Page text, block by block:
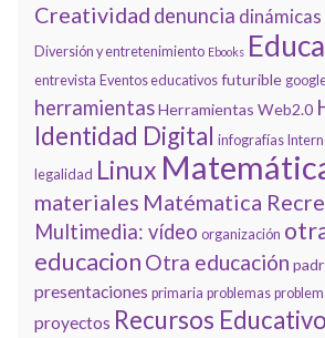
Creatividad denuncia dinámicas
Diversión y entretenimiento Ebooks
entrevista Eventos educativos futurible
herramientasHerramientas Web2.0
Identidad Digital infografías
legalidad Linux
materiales Matématica
Multimedia: vídeo organización
educacion Otra educación
presentaciones primaria problemas
proyectos Recursos